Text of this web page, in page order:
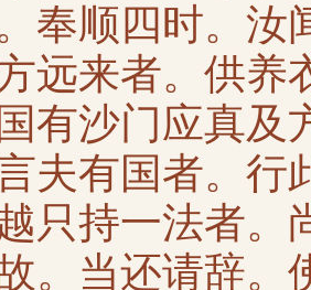
奉顺四时。汝
远来者。供养
有沙门应真及
夫有国者。行
只持一法者。
。当还请辞。